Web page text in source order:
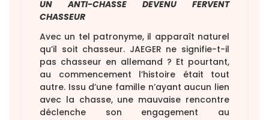
UN ANTI-CHASSE DEVENU FERVENT
CHASSEUR
Avec un tel patronyme, il apparaît naturel
qu’il soit chasseur. JAEGER ne signifie-t-il
pas chasseur en allemand ? Et pourtant,
au commencement l’histoire était tout
autre. Issu d’une famille n’ayant aucun lien
avec la chasse, une mauvaise rencontre
déclenche son engagement au